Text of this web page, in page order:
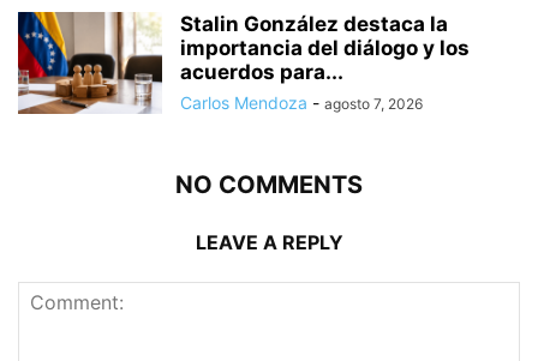
Stalin González destaca la
importancia del diálogo y los
acuerdos para...
Carlos Mendoza - agosto 7, 2026
NO COMMENTS
LEAVE A REPLY